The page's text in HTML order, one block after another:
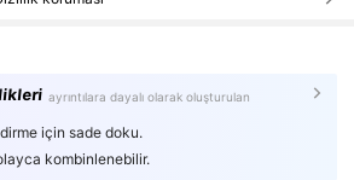
ayrıntılara dayalı olarak oluşturulan
için sade doku.
kombinlenebilir.